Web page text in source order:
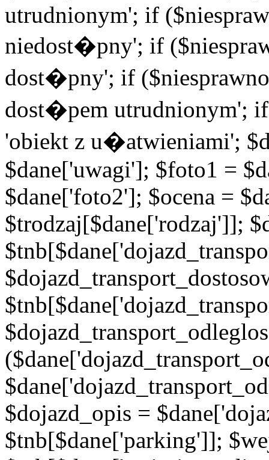
utrudnionym'; if
niedost�pny'; if
dost�pny'; if
dost�pem utrudnionym';
'obiekt z u�atwieniami';
$dane['uwagi']; $foto1 =
$dane['foto2']; $ocena =
$trodzaj[$dane['rodzaj']];
$dojazd_opis =
$tnb[$dane['parking']];